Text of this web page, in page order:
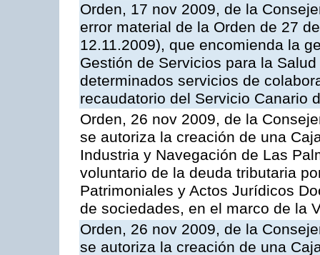
Orden, 17 nov 2009, de la
error material de la Orden de 27
12.11.2009), que encomienda la
Gestión de Servicios para la
determinados servicios de
recaudatorio del Servicio Canario
Orden, 26 nov 2009, de la
se autoriza la creación de una
Industria y Navegación de Las
voluntario de la deuda tributaria
Patrimoniales y Actos Jurídicos
de sociedades, en el marco de la
Orden, 26 nov 2009, de la
se autoriza la creación de una